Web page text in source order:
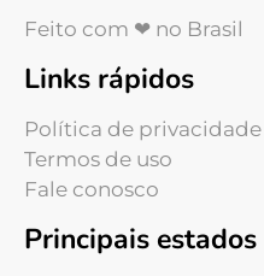
Feito com ❤ no Brasil
Links rápidos
Política de privacidade
Termos de uso
Fale conosco
Principais estados